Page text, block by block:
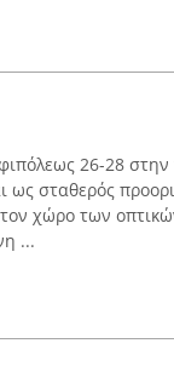
26-28 στην
σταθερός
χώρο των
...